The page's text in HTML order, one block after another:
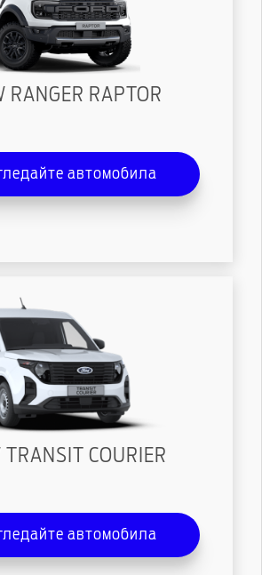
RANGER RAPTOR
автомобила
TRANSIT COURIER
автомобила